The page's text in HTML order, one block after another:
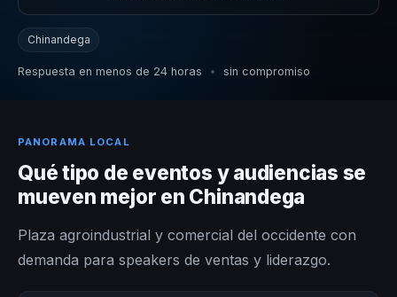
Chinandega
Respuesta en menos de 24 horas • sin compromiso
PANORAMA LOCAL
Qué tipo de eventos y audiencias se
mueven mejor en Chinandega
Plaza agroindustrial y comercial del occidente con
demanda para speakers de ventas y liderazgo.